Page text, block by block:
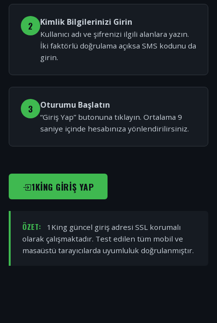
2 Kimlik Bilgilerinizi Girin
Kullanıcı adı ve şifrenizi ilgili alanlara yazın.
İki faktörlü doğrulama açıksa SMS kodunu da
girin.
3 Oturumu Başlatın
“Giriş Yap” butonuna tıklayın. Ortalama 9
saniye içinde hesabınıza yönlendirilirsiniz.
1KING GIRIŞ YAP
ÖZET:
1King güncel giriş adresi SSL korumalı
olarak çalışmaktadır. Test edilen tüm mobil ve
masaüstü tarayıcılarda uyumluluk doğrulanmıştır.